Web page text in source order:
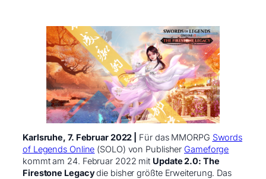
Karlsruhe, 7. Februar 2022 | Für das MMORPG Swords
of Legends Online (SOLO) von Publisher Gameforge
kommt am 24. Februar 2022 mit Update 2.0: The
Firestone Legacydie bisher größte Erweiterung. Das